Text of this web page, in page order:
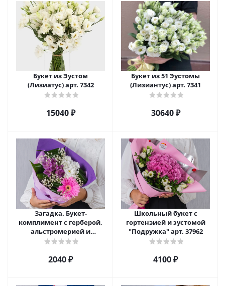
Букет из Эустом
(Лизиатус) арт. 7342
15040 ₽
Букет из 51 Эустомы
(Лизиантус) арт. 7341
30640 ₽
Загадка. Букет-
комплимент с герберой,
альстромерией и
хризантемой арт. 37961
2040 ₽
Школьный букет с
гортензией и эустомой
"Подружка" арт. 37962
4100 ₽